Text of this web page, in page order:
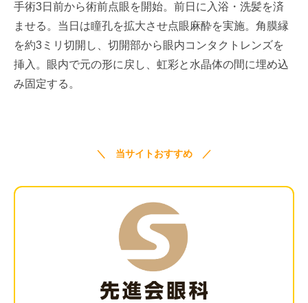
手術3日前から術前点眼を開始。前日に入浴・洗髪を済
ませる。当日は瞳孔を拡大させ点眼麻酔を実施。角膜縁
を約3ミリ切開し、切開部から眼内コンタクトレンズを
挿入。眼内で元の形に戻し、虹彩と水晶体の間に埋め込
み固定する。
＼ 当サイトおすすめ ／